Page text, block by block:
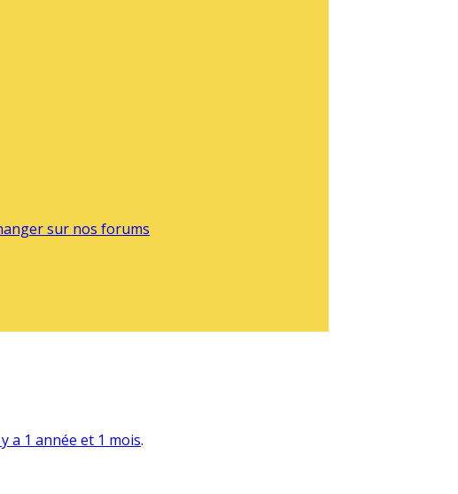
sur nos forums
a 1 année et 1 mois.